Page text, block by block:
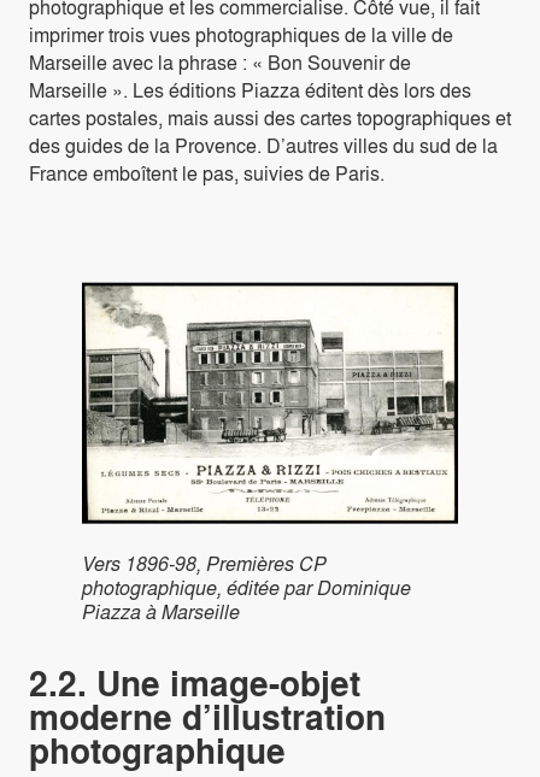
photographique et les commercialise. Côté vue, il fait
imprimer trois vues photographiques de la ville de
Marseille avec la phrase : « Bon Souvenir de
Marseille ». Les éditions Piazza éditent dès lors des
cartes postales, mais aussi des cartes topographiques et
des guides de la Provence. D’autres villes du sud de la
France emboîtent le pas, suivies de Paris.
Vers 1896-98, Premières CP
photographique, éditée par Dominique
Piazza à Marseille
2.2. Une image-objet
moderne d’illustration
photographique